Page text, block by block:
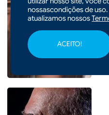
nossascondições de
atualizamos nossos
ACEITO!